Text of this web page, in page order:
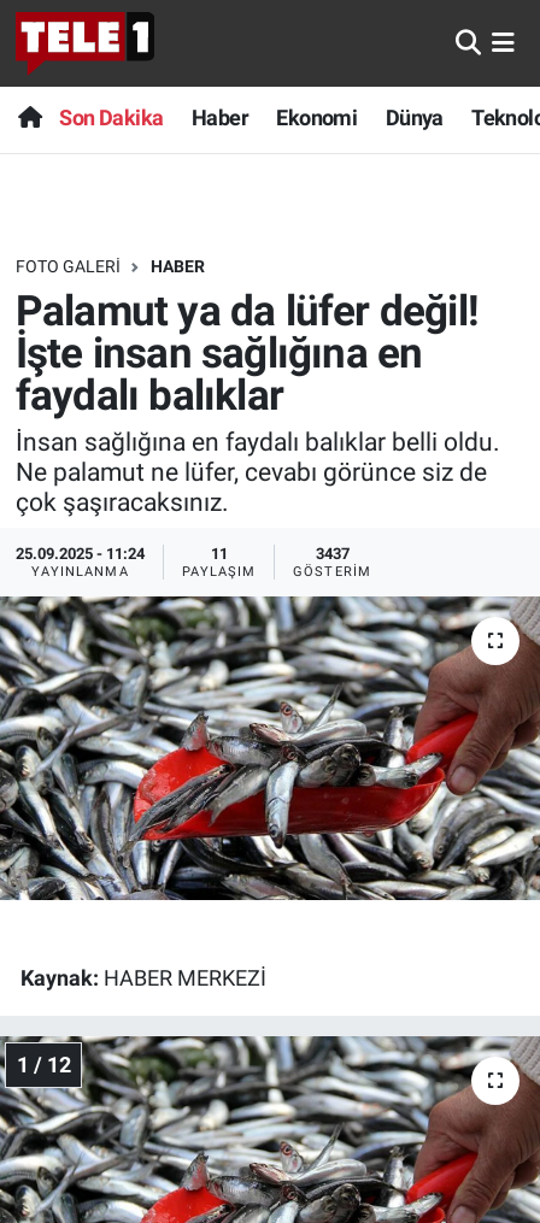
Son Dakika Haber Ekonomi Dünya
FOTO GALERI HABER
Palamut ya da lüfer değil!
İşte insan sağlığına en
faydalı balıklar
İnsan sağlığına en faydalı balıklar belli oldu.
Ne palamut ne lüfer, cevabı görünce siz de
çok şaşıracaksınız.
25.09.2025 - 11:24
YAYINLANMA
11
PAYLAŞIM
3437
GÖSTERIM
Kaynak: HABER MERKEZİ
1 / 12
Anında Manşet
Başka Sohbetler
Bilim turu
Bilim ve Teknoloji Evreni
Doğa Konuşuyor
Dünya
Ege Saati
Ege'den Esintiler
Eğitim
Eğlence
Ekonomi
Forum
Gerçeğin İzinde
Gün Ortası
Gündem Özel
Günün görüntüsü
Son Dakika
Haber
Dünya
Teknoloji
Sağlık
Spor
Yayın Akışı
İletişim
Nöbetçi Eczaneler
Hava Durumu
Trafik Durumu
Süper Lig Puan Durumu ve Fikstür
Tüm Manşetler
Son Dakika Haberleri
Haber Arşivi